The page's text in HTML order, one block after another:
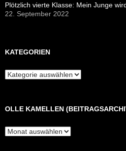
Plötzlich vierte Klasse: Mein Junge
22. September 2022
KATEGORIEN
Kategorien
OLLE KAMELLEN
Olle